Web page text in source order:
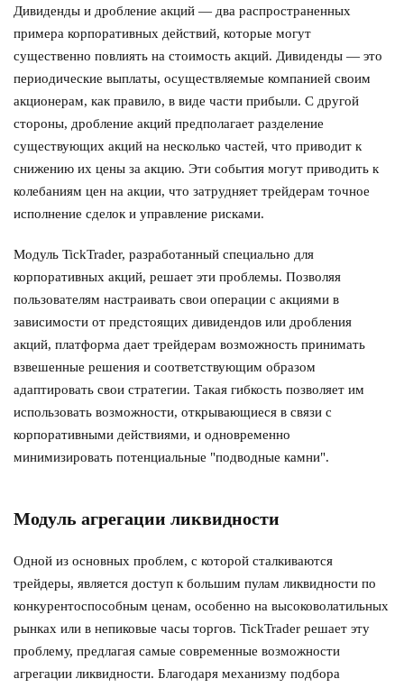
Дивиденды и дробление акций — два распространенных
примера корпоративных действий, которые могут
существенно повлиять на стоимость акций. Дивиденды — это
периодические выплаты, осуществляемые компанией своим
акционерам, как правило, в виде части прибыли. С другой
стороны, дробление акций предполагает разделение
существующих акций на несколько частей, что приводит к
снижению их цены за акцию. Эти события могут приводить к
колебаниям цен на акции, что затрудняет трейдерам точное
исполнение сделок и управление рисками.
Модуль TickTrader, разработанный специально для
корпоративных акций, решает эти проблемы. Позволяя
пользователям настраивать свои операции с акциями в
зависимости от предстоящих дивидендов или дробления
акций, платформа дает трейдерам возможность принимать
взвешенные решения и соответствующим образом
адаптировать свои стратегии. Такая гибкость позволяет им
использовать возможности, открывающиеся в связи с
корпоративными действиями, и одновременно
минимизировать потенциальные "подводные камни".
Модуль агрегации ликвидности
Одной из основных проблем, с которой сталкиваются
трейдеры, является доступ к большим пулам ликвидности по
конкурентоспособным ценам, особенно на высоковолатильных
рынках или в непиковые часы торгов. TickTrader решает эту
проблему, предлагая самые современные возможности
агрегации ликвидности. Благодаря механизму подбора